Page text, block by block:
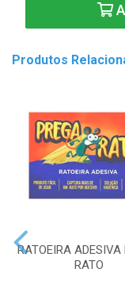
Produtos
RATOEIRA ADESIVA
RATO